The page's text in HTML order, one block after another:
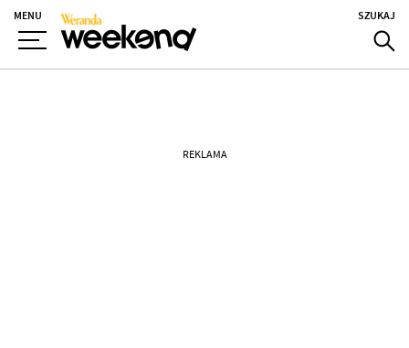
MENU SZUKAJ
REKLAMA